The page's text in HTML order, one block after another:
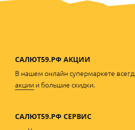
САЛЮТ59.РФ АКЦИИ
В нашем онлайн супермаркете
акции и большие скидки.
САЛЮТ59.РФ СЕРВИС